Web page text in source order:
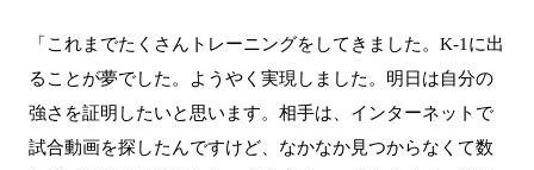
「これまでたくさんトレーニングをしてきました。K-1に出
ることが夢でした。ようやく実現しました。明日は自分の
強さを証明したいと思います。相手は、インターネットで
試合動画を探したんですけど、なかなか見つからなくて数